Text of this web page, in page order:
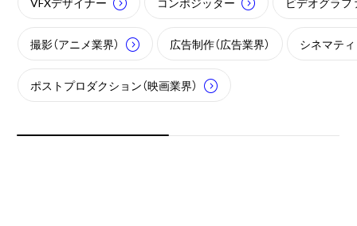
撮影（アニメ業界） 広告制作（広告業界） シネマテ
ポストプロダクション（映画業界）